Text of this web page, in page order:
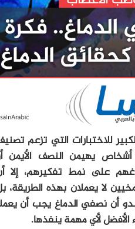
للاختبارات التي تزعم
يهيمن النصف الأيمن
على نمط تفكيرهم، إلا
لا يعملان بهذه الطريقة،
أن نصفي الدماغ يجب أن
الأفضل لأي مهمة ينفذها.